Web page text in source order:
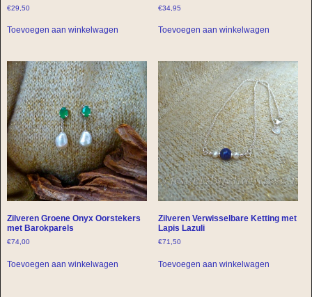
€29,50
Toevoegen aan winkelwagen
€34,95
Toevoegen aan winkelwagen
Zilveren Groene Onyx Oorstekers
met Barokparels
€74,00
Toevoegen aan winkelwagen
Zilveren Verwisselbare Ketting met
Lapis Lazuli
€71,50
Toevoegen aan winkelwagen